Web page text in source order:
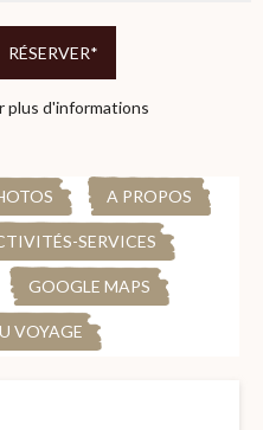
RÉSERVER*
plus d'informations
A PROPOS
SERVICES
GOOGLE MAPS
VOYAGE